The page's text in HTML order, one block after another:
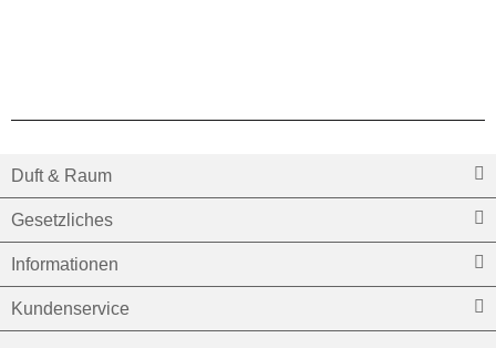
Duft & Raum
Gesetzliches
Informationen
Kundenservice